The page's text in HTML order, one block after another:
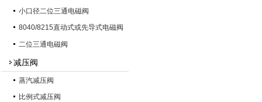
小口径二位三通电磁阀
8040/8215直动式或先导式电磁阀
二位三通电磁阀
减压阀
蒸汽减压阀
比例式减压阀